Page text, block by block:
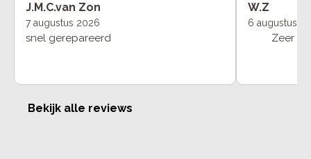
J.M.C.van Zon
7 augustus 2026
snel gerepareerd
W.Z
6 augustus
Zeer
Bekijk alle reviews